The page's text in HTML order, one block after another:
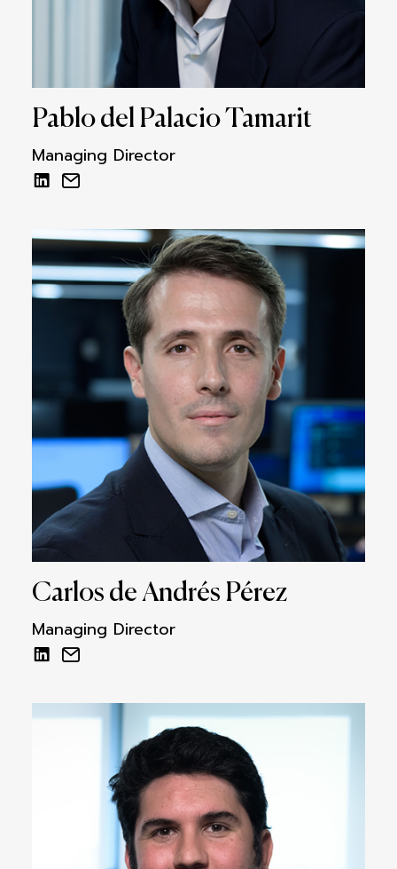
Pablo del Palacio Tamarit
Managing Director
Carlos de Andrés Pérez
Managing Director